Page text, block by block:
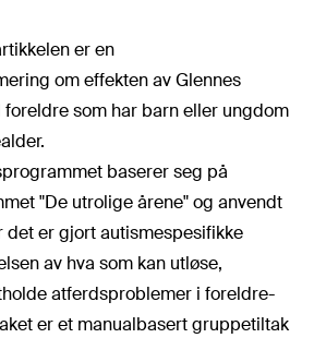
er en
om effekten av Glennes
som har barn eller ungdom
baserer seg på
"De utrolige årene" og anvendt
det er gjort autismespesifikke
av hva som kan utløse,
atferdsproblemer i foreldre-
er et manualbasert gruppetiltak